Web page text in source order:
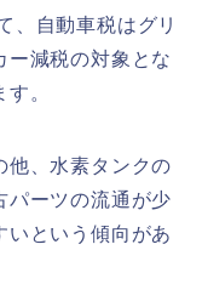
、自動車税はグリ
ー減税の対象とな
。
他、水素タンクの
パーツの流通が少
いという傾向があ